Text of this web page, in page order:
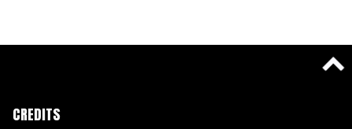
CREDITS